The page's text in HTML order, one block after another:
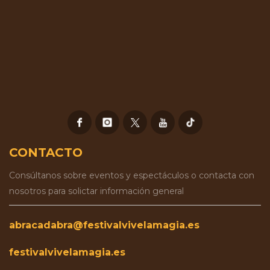
CONTACTO
Consúltanos sobre eventos y espectáculos o contacta con
nosotros para solictar información general
abracadabra@festivalvivelamagia.es
festivalvivelamagia.es